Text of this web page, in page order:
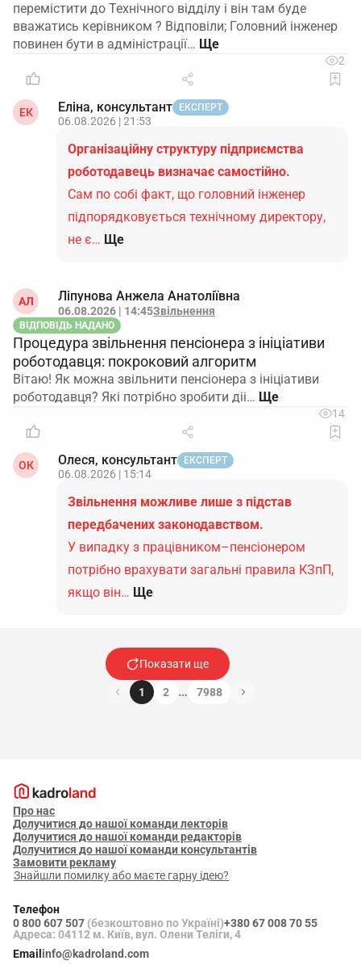
перемістити до Технічного відділу і він там буде
вважатись керівником ? Відповіли; Головний інженер
повинен бути в адміністрації…
2
ЕК Еліна, консультант ЕКСПЕРТ
06.08.2026 | 21:53
Організаційну структуру підприємства
роботодавець визначає самостійно.
Сам по собі факт, що головний інженер
підпорядковується технічному директору,
не є… Ще
АЛ Ліпунова Анжела Анатоліївна
06.08.2026 | 14:45Звільнення
ВІДПОВІДЬ НАДАНО
Процедура звільнення пенсіонера з ініціативи
роботодавця: покроковий алгоритм
Вітаю! Як можна звільнити пенсіонера з ініціативи
роботодавця? Які потрібно зробити діі…
14
ОК Олеся, консультант ЕКСПЕРТ
06.08.2026 | 15:14
Звільнення можливе лише з підстав
передбачених законодавством.
У випадку з працівником–пенсіонером
потрібно врахувати загальні правила КЗпП,
якщо він… Ще
Показати ще
1 2 … 7988
Про нас
Долучитися до нашої команди лекторів
Долучитися до нашої команди редакторів
Долучитися до нашої команди консультантів
Замовити рекламу
Знайшли помилку або маєте гарну ідею?
Телефон
0 800 607 507 (безкоштовно по Україні)+380 67 008 70 55
Адреса: 04112 м. Київ, вул. Олени Теліги, 4
Email info@kadroland.com